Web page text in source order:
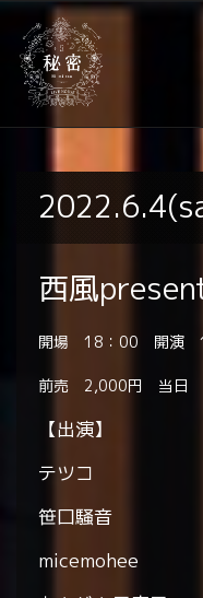
西風
開場 18：00 開演
前売 2,000円 当日
【出演】
テツコ
笹口騒音
micemohee